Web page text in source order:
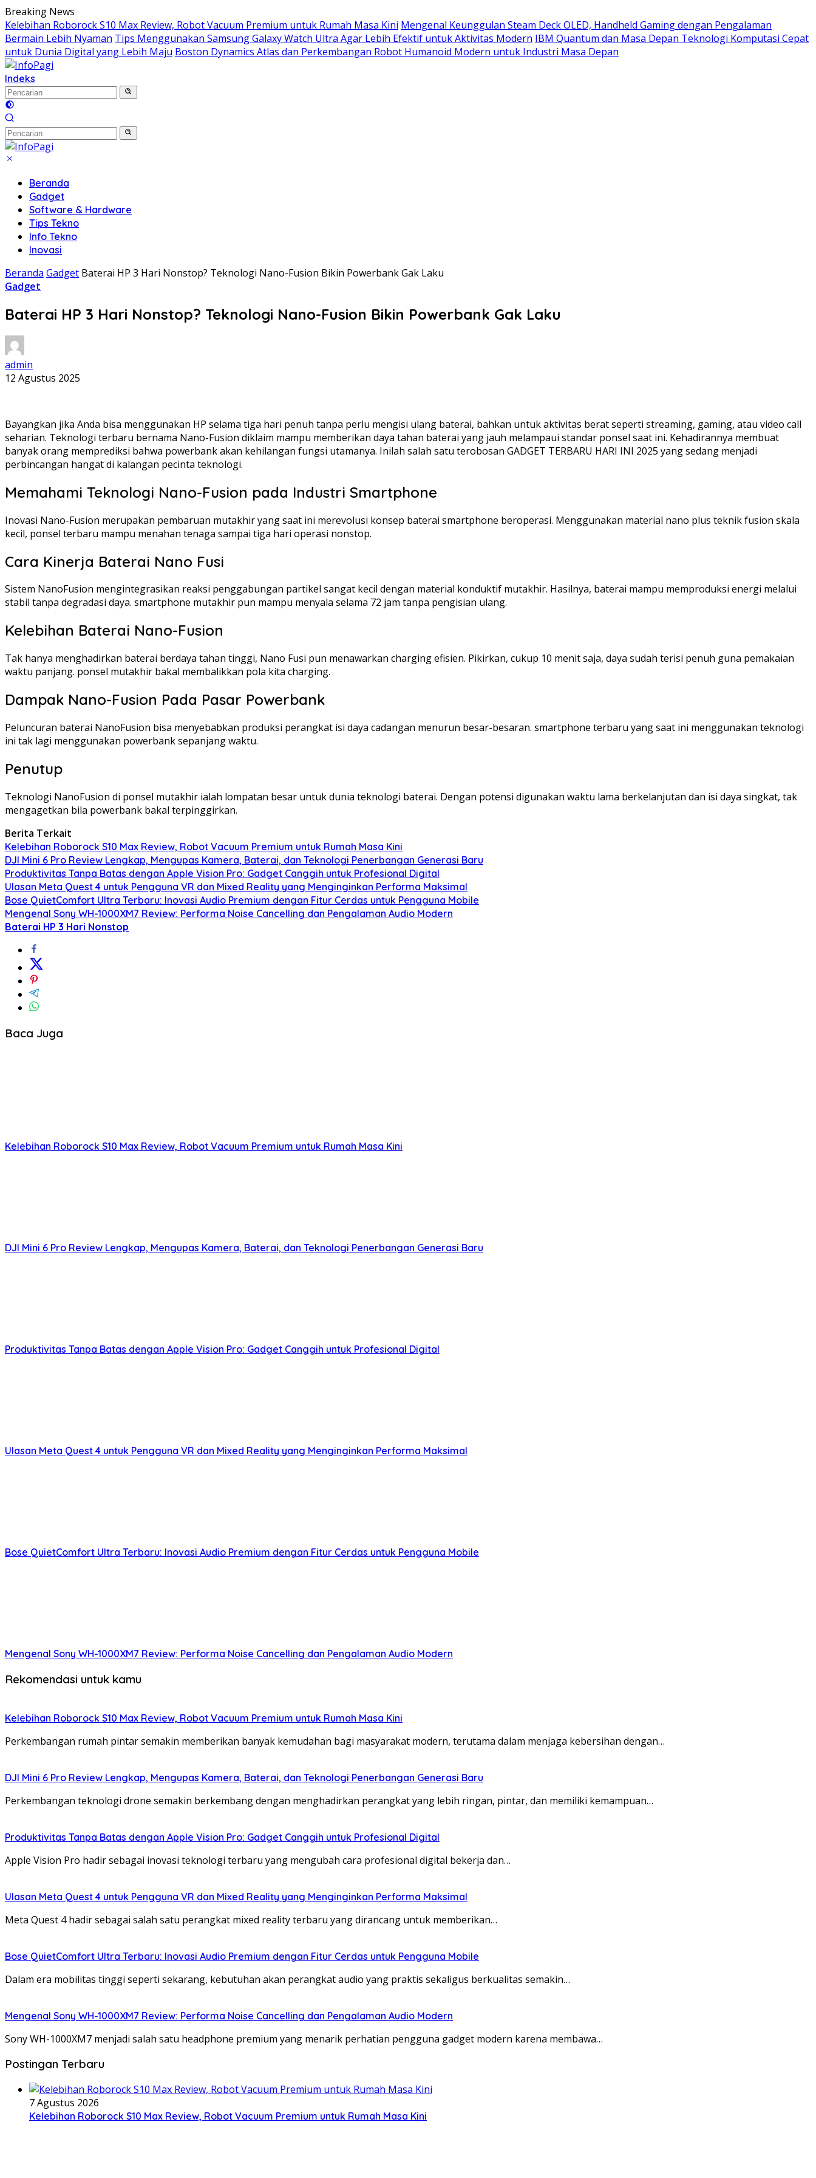
Langsung
ke
konten
Breaking News
Kelebihan Roborock S10 Max Review, Robot Vacuum Premium untuk Rumah Masa Kini Mengenal Keunggulan Steam Deck OLED, Handheld Gaming dengan Pengalaman
Bermain Lebih Nyaman Tips Menggunakan Samsung Galaxy Watch Ultra Agar Lebih Efektif untuk Aktivitas Modern IBM Quantum dan Masa Depan Teknologi Komputasi Cepat
untuk Dunia Digital yang Lebih Maju Boston Dynamics Atlas dan Perkembangan Robot Humanoid Modern untuk Industri Masa Depan
Indeks
Beranda
Gadget
Software & Hardware
Tips Tekno
Info Tekno
Inovasi
Beranda Gadget Baterai HP 3 Hari Nonstop? Teknologi Nano-Fusion Bikin Powerbank Gak Laku
Gadget
Baterai HP 3 Hari Nonstop? Teknologi Nano-Fusion Bikin Powerbank Gak Laku
admin
12 Agustus 2025
Bayangkan jika Anda bisa menggunakan HP selama tiga hari penuh tanpa perlu mengisi ulang baterai, bahkan untuk aktivitas berat seperti streaming, gaming, atau video call
seharian. Teknologi terbaru bernama Nano-Fusion diklaim mampu memberikan daya tahan baterai yang jauh melampaui standar ponsel saat ini. Kehadirannya membuat
banyak orang memprediksi bahwa powerbank akan kehilangan fungsi utamanya. Inilah salah satu terobosan GADGET TERBARU HARI INI 2025 yang sedang menjadi
perbincangan hangat di kalangan pecinta teknologi.
Memahami Teknologi Nano-Fusion pada Industri Smartphone
Inovasi Nano-Fusion merupakan pembaruan mutakhir yang saat ini merevolusi konsep baterai smartphone beroperasi. Menggunakan material nano plus teknik fusion skala
kecil, ponsel terbaru mampu menahan tenaga sampai tiga hari operasi nonstop.
Cara Kinerja Baterai Nano Fusi
Sistem NanoFusion mengintegrasikan reaksi penggabungan partikel sangat kecil dengan material konduktif mutakhir. Hasilnya, baterai mampu memproduksi energi melalui
stabil tanpa degradasi daya. smartphone mutakhir pun mampu menyala selama 72 jam tanpa pengisian ulang.
Kelebihan Baterai Nano-Fusion
Tak hanya menghadirkan baterai berdaya tahan tinggi, Nano Fusi pun menawarkan charging efisien. Pikirkan, cukup 10 menit saja, daya sudah terisi penuh guna pemakaian
waktu panjang. ponsel mutakhir bakal membalikkan pola kita charging.
Dampak Nano-Fusion Pada Pasar Powerbank
Peluncuran baterai NanoFusion bisa menyebabkan produksi perangkat isi daya cadangan menurun besar-besaran. smartphone terbaru yang saat ini menggunakan teknologi
ini tak lagi menggunakan powerbank sepanjang waktu.
Penutup
Teknologi NanoFusion di ponsel mutakhir ialah lompatan besar untuk dunia teknologi baterai. Dengan potensi digunakan waktu lama berkelanjutan dan isi daya singkat, tak
mengagetkan bila powerbank bakal terpinggirkan.
Berita Terkait
Kelebihan Roborock S10 Max Review, Robot Vacuum Premium untuk Rumah Masa Kini
DJI Mini 6 Pro Review Lengkap, Mengupas Kamera, Baterai, dan Teknologi Penerbangan Generasi Baru
Produktivitas Tanpa Batas dengan Apple Vision Pro: Gadget Canggih untuk Profesional Digital
Ulasan Meta Quest 4 untuk Pengguna VR dan Mixed Reality yang Menginginkan Performa Maksimal
Bose QuietComfort Ultra Terbaru: Inovasi Audio Premium dengan Fitur Cerdas untuk Pengguna Mobile
Mengenal Sony WH-1000XM7 Review: Performa Noise Cancelling dan Pengalaman Audio Modern
Baterai HP 3 Hari Nonstop
Baca Juga
Kelebihan Roborock S10 Max Review, Robot Vacuum Premium untuk Rumah Masa Kini
DJI Mini 6 Pro Review Lengkap, Mengupas Kamera, Baterai, dan Teknologi Penerbangan Generasi Baru
Produktivitas Tanpa Batas dengan Apple Vision Pro: Gadget Canggih untuk Profesional Digital
Ulasan Meta Quest 4 untuk Pengguna VR dan Mixed Reality yang Menginginkan Performa Maksimal
Bose QuietComfort Ultra Terbaru: Inovasi Audio Premium dengan Fitur Cerdas untuk Pengguna Mobile
Mengenal Sony WH-1000XM7 Review: Performa Noise Cancelling dan Pengalaman Audio Modern
Rekomendasi untuk kamu
Kelebihan Roborock S10 Max Review, Robot Vacuum Premium untuk Rumah Masa Kini
Perkembangan rumah pintar semakin memberikan banyak kemudahan bagi masyarakat modern, terutama dalam menjaga kebersihan dengan…
DJI Mini 6 Pro Review Lengkap, Mengupas Kamera, Baterai, dan Teknologi Penerbangan Generasi Baru
Perkembangan teknologi drone semakin berkembang dengan menghadirkan perangkat yang lebih ringan, pintar, dan memiliki kemampuan…
Produktivitas Tanpa Batas dengan Apple Vision Pro: Gadget Canggih untuk Profesional Digital
Apple Vision Pro hadir sebagai inovasi teknologi terbaru yang mengubah cara profesional digital bekerja dan…
Ulasan Meta Quest 4 untuk Pengguna VR dan Mixed Reality yang Menginginkan Performa Maksimal
Meta Quest 4 hadir sebagai salah satu perangkat mixed reality terbaru yang dirancang untuk memberikan…
Bose QuietComfort Ultra Terbaru: Inovasi Audio Premium dengan Fitur Cerdas untuk Pengguna Mobile
Dalam era mobilitas tinggi seperti sekarang, kebutuhan akan perangkat audio yang praktis sekaligus berkualitas semakin…
Mengenal Sony WH-1000XM7 Review: Performa Noise Cancelling dan Pengalaman Audio Modern
Sony WH-1000XM7 menjadi salah satu headphone premium yang menarik perhatian pengguna gadget modern karena membawa…
Postingan Terbaru
7 Agustus 2026
Kelebihan Roborock S10 Max Review, Robot Vacuum Premium untuk Rumah Masa Kini